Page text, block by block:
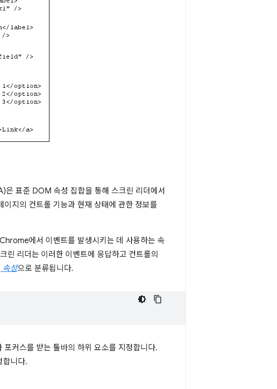
은 표준 DOM 속성 집합을 통해 스크린 리더에서
지의 컨트롤 기능과 현재 상태에 관한 정보를
에서 이벤트를 발생시키는 데 사용하는 속
린 리더는 이러한 이벤트에 응답하고 컨트롤의
속성으로 분류됩니다.
커스를 받는 툴바의 하위 요소를 지정합니다.
합니다.